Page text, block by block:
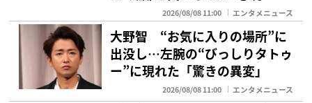
2026/08/08 11:00 エンタメニュース
大野智 “お気に入りの場所”に
出没し…左腕の“びっしりタトゥ
ー”に現れた「驚きの異変」
2026/08/08 11:00 エンタメニュース